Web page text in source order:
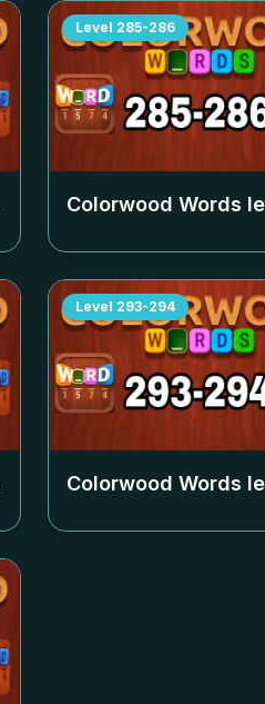
Level 285-286
Colorwood Words
Level 293-294
Colorwood Words